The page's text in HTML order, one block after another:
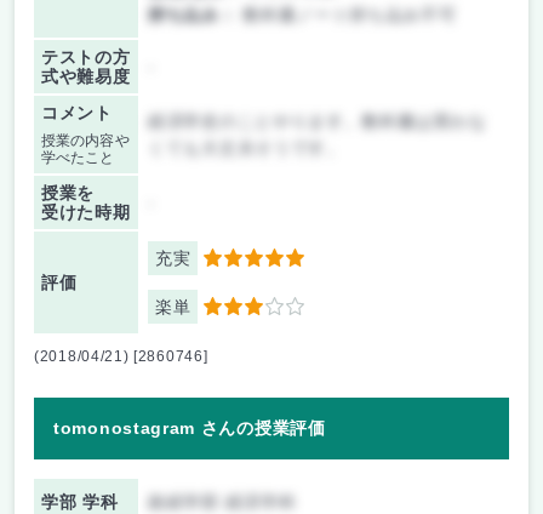
持ち込み：
教科書ノート持ち込み不可
テストの方
式や難易度
コメント
授業の内容や
学べたこと
経済学史のことやります。教科書は買わな
授業を
受けた時期
評価
充実 5
楽単 3
(2018/04/21) [2860746]
tomonostagram さんの授業評価
学部 学科 政経学部 経済学科